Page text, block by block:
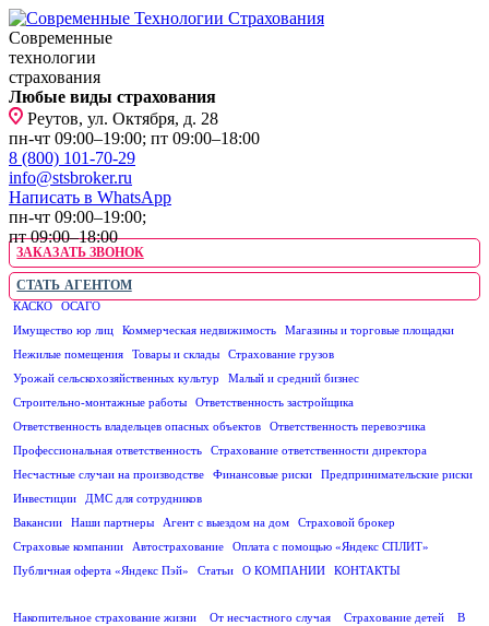
Современные
технологии
страхования
Любые виды страхования
Реутов, ул. Октября, д. 28
пн-чт 09:00–19:00; пт 09:00–18:00
8 (800) 101-70-29
info@stsbroker.ru
Написать в WhatsApp
пн-чт 09:00–19:00;
пт 09:00–18:00
ЗАКАЗАТЬ ЗВОНОК
СТАТЬ АГЕНТОМ
КАСКО ОСАГО
Имущество юр лиц
Коммерческая недвижимость
Магазины и торговые площадки
Нежилые помещения
Товары и склады
Страхование грузов
Урожай сельскохозяйственных культур
Малый и средний бизнес
Строительно-монтажные работы
Ответственность застройщика
Ответственность владельцев опасных объектов
Ответственность перевозчика
Профессиональная ответственность
Страхование ответственности директора
Несчастные случаи на производстве
Финансовые риски
Предпринимательские риски
Инвестиции
ДМС для сотрудников
Вакансии
Наши партнеры Агент с выездом на дом
Страховой брокер
Страховые компании
Автострахование
Оплата с помощью «Яндекс СПЛИТ»
Публичная оферта «Яндекс Пэй»
Статьи О КОМПАНИИ
КОНТАКТЫ
Накопительное страхование жизни
От несчастного случая Страхование детей
В